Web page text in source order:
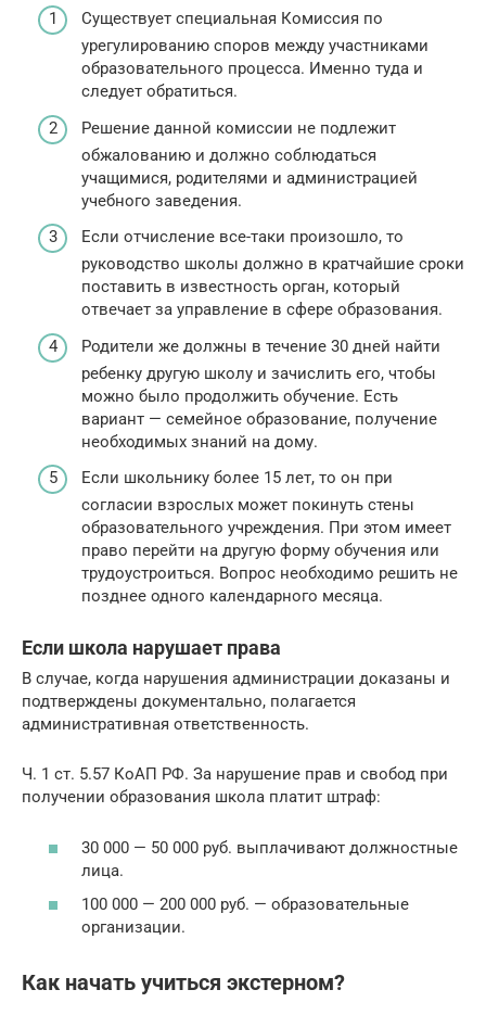
Существует специальная Комиссия по
урегулированию споров между участниками
образовательного процесса. Именно туда и
следует обратиться.
Решение данной комиссии не подлежит
обжалованию и должно соблюдаться
учащимися, родителями и администрацией
учебного заведения.
Если отчисление все-таки произошло, то
руководство школы должно в кратчайшие сроки
поставить в известность орган, который
отвечает за управление в сфере образования.
Родители же должны в течение 30 дней найти
ребенку другую школу и зачислить его, чтобы
можно было продолжить обучение. Есть
вариант — семейное образование, получение
необходимых знаний на дому.
Если школьнику более 15 лет, то он при
согласии взрослых может покинуть стены
образовательного учреждения. При этом имеет
право перейти на другую форму обучения или
трудоустроиться. Вопрос необходимо решить не
позднее одного календарного месяца.
Если школа нарушает права
В случае, когда нарушения администрации доказаны и
подтверждены документально, полагается
административная ответственность.
Ч. 1 ст. 5.57 КоАП РФ. За нарушение прав и свобод при
получении образования школа платит штраф:
30 000 — 50 000 руб. выплачивают должностные
лица.
100 000 — 200 000 руб. — образовательные
организации.
Как начать учиться экстерном?